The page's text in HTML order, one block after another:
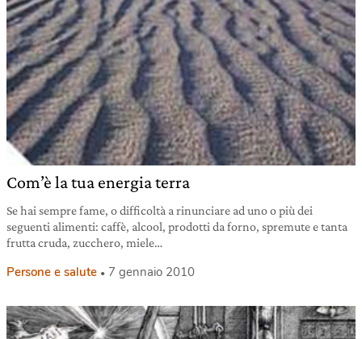
Com’è la tua energia terra
Se hai sempre fame, o difficoltà a rinunciare ad uno o più dei
seguenti alimenti: caffè, alcool, prodotti da forno, spremute e tanta
frutta cruda, zucchero, miele…
Persone e salute 7 gennaio 2010